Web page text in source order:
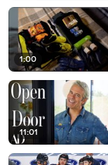
1:00
11:01